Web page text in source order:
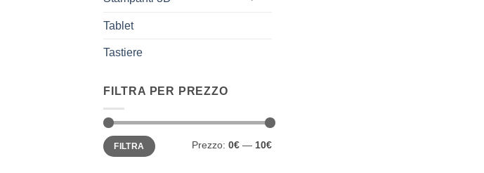
Tablet
Tastiere
FILTRA PER PREZZO
Prezzo
Min
Prezzo
MaxFILTRA Prezzo: 0€ — 10€